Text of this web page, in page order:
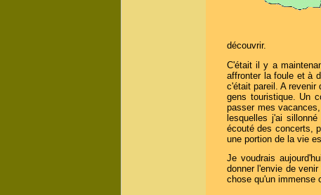
découvrir.
C'était il y a
affronter la foule et à
c'était pareil. A revenir
gens touristique. Un
passer mes
lesquelles j'ai
écouté des concerts,
une portion de la vie
Je voudrais
donner l'envie de
chose qu'un immense